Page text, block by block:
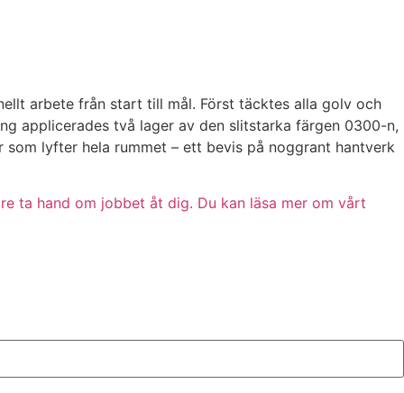
arbete från start till mål. Först täcktes alla golv och
applicerades två lager av den slitstarka färgen 0300-n,
lyfter hela rummet – ett bevis på noggrant hantverk
ta hand om jobbet åt dig. Du kan läsa mer om vårt